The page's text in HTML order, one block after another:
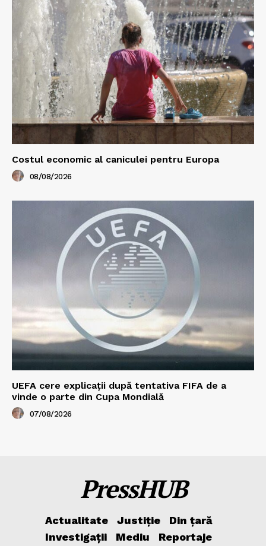
Costul economic al caniculei pentru Europa
08/08/2026
UEFA cere explicații după tentativa FIFA de a
vinde o parte din Cupa Mondială
07/08/2026
PressHUB
Actualitate Justiție
Din țară
Investigații
Mediu
Reportaje